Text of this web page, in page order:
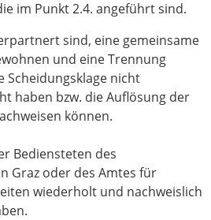
im Punkt 2.4. angeführt sind.
sind, eine gemeinsame
und eine Trennung
Scheidungsklage nicht
haben bzw. die Auflösung der
können.
Bediensteten des
Graz oder des Amtes für
wiederholt und nachweislich